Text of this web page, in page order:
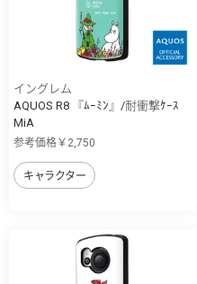
イングレム
AQUOS R8 『ﾑｰﾐﾝ』/耐衝撃ｹｰｽ
MiA
参考価格￥2,750
キャラクター